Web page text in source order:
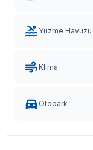
Yüzme Havuzu
Klima
Otopark